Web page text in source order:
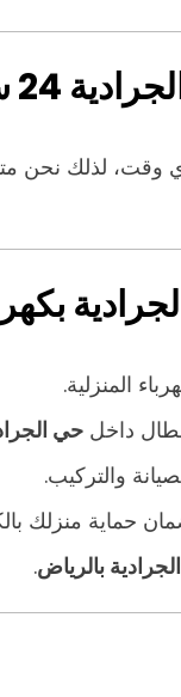
24 ساعة
وقت، لذلك نحن
المنزلية.
داخل حي
والتركيب.
حماية منزلك
بالرياض.